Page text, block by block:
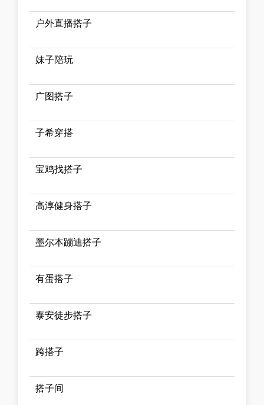
户外直播搭子
妹子陪玩
广图搭子
子希穿搭
宝鸡找搭子
高淳健身搭子
墨尔本蹦迪搭子
有蛋搭子
泰安徒步搭子
跨搭子
搭子间